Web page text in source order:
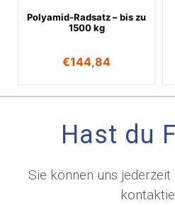
Polyamid-Radsatz – bis zu
1500 kg
€144,84
Hast du
Sie können uns jederzeit